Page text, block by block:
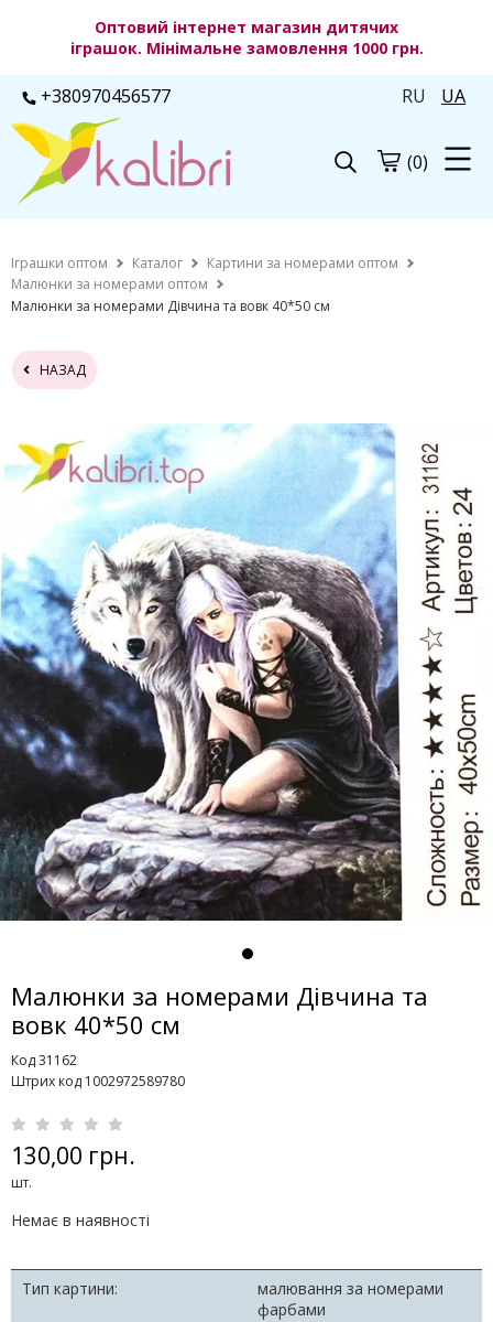
Оптовий інтернет магазин дитячих
іграшок. Мінімальне замовлення 1000 грн.
+380970456577 RU UA
(0)
Іграшки оптом Каталог
Картини за номерами оптом
Малюнки за номерами оптом
Малюнки за номерами Дівчина та вовк 40*50 см
НАЗАД
Малюнки за номерами Дівчина та
вовк 40*50 см
Код 31162
Штрих код 1002972589780
130,00 грн.
шт.
Немає в наявності
Тип картини:
малювання за номерами
фарбами